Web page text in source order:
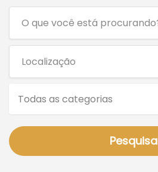
Todas as categorias
Pesquisa